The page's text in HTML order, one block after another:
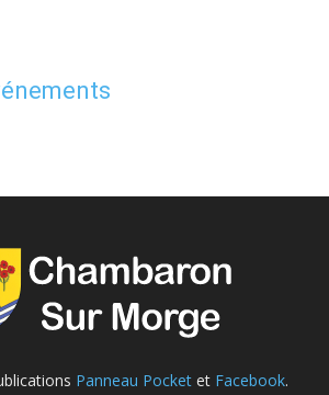
Panneau Pocketet Facebook.